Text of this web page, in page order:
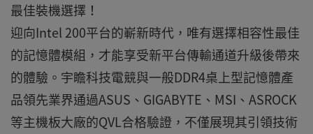
最佳裝機選擇！
迎向Intel 200平台的嶄新時代，唯有選擇相容性最佳
的記憶體模組，才能享受新平台傳輸通道升級後帶來
的體驗。宇瞻科技電競與一般DDR4桌上型記憶體產
品領先業界通過ASUS、GIGABYTE、MSI、ASROCK
等主機板大廠的QVL合格驗證，不僅展現其引領技術